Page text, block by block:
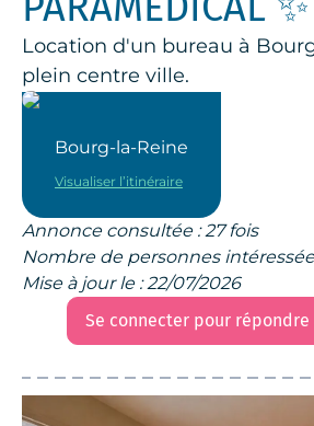
Location d'un bureau à
plein centre ville.
Bourg-la-Reine
Visualiser l’itinéraire
Annonce consultée : 27 fois
Nombre de personnes
Mise à jour le : 22/07/2026
Se connecter pour